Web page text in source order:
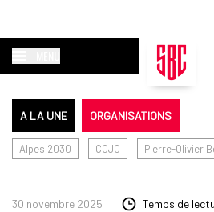
A LA UNE ORGANISATIONS
Alpes 2030 COJO Pierre-Olivier
30 novembre 2025 Temps de